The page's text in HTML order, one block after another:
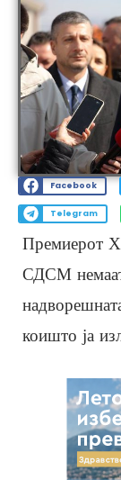
Facebook
Telegram
Премиерот
СДСМ немаат
коишто ја